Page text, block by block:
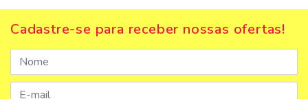
Cadastre-se para receber nossas ofertas!